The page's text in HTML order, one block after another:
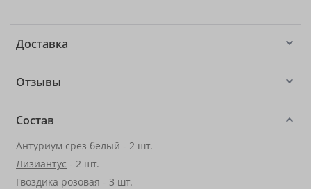
Доставка
Отзывы
Состав
Антуриум срез белый - 2 шт.
Лизиантус - 2 шт.
Гвоздика розовая - 3 шт.